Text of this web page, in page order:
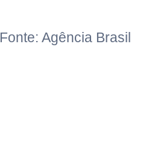
Fonte: Agência Brasil